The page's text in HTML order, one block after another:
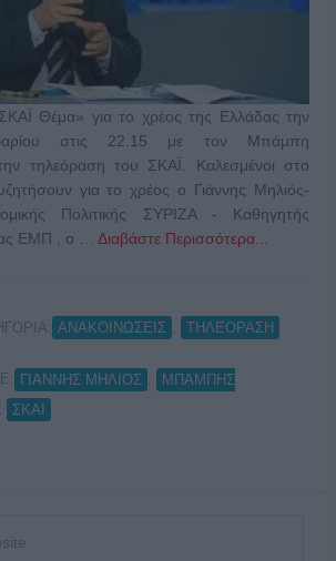
Θέμα» για το χρέος της Ελλάδας την
στις 22.15 με τον Μπάμπη
τηλεόραση του ΣΚΑΪ. Καλεσμένοι στο
για το χρέος ο Γιάννης Μηλιός-
Πολιτικής ΣΥΡΙΖΑ - Καθηγητής
ΕΜΠ , ο … Διαβάστε Περισσότερα...
ΑΝΑΚΟΙΝΩΣΕΙΣ ΤΗΛΕΟΡΑΣΗ
ΓΙΑΝΝΗΣ ΜΗΛΙΟΣ
ΜΠΑΜΠΗΣ
ΣΚΑΙ